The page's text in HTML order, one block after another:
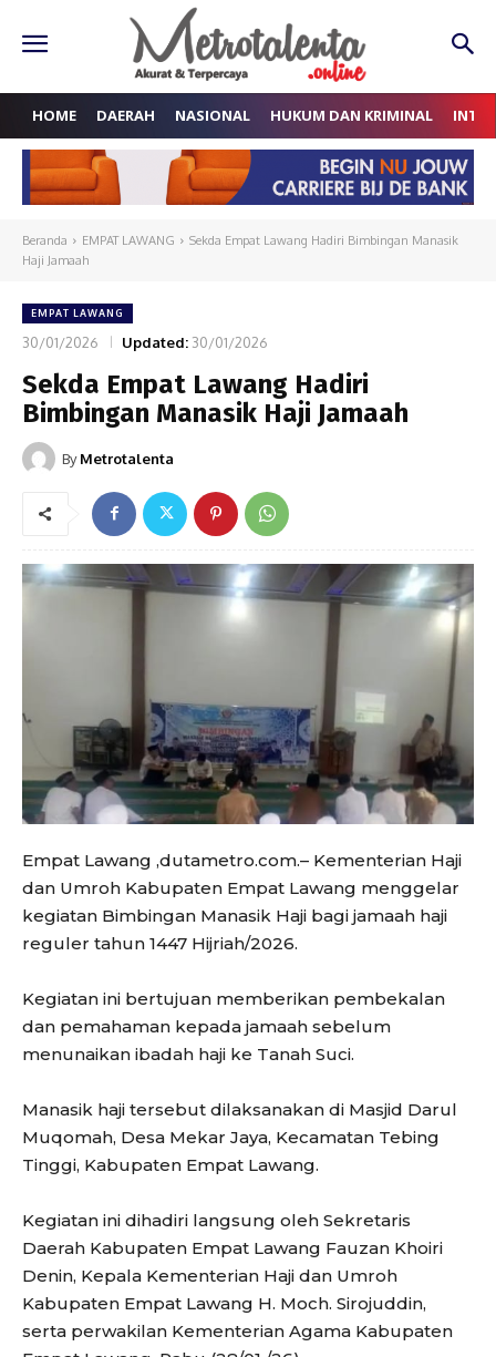
HOME DAERAH NASIONAL HUKUM DAN KRIMINAL
Beranda EMPAT LAWANG
Sekda Empat Lawang Hadiri Bimbingan Manasik
Haji Jamaah
EMPAT LAWANG
30/01/2026 Updated: 30/01/2026
Sekda Empat Lawang Hadiri
Bimbingan Manasik Haji Jamaah
By Metrotalenta
Empat Lawang ,dutametro.com.– Kementerian Haji
dan Umroh Kabupaten Empat Lawang menggelar
kegiatan Bimbingan Manasik Haji bagi jamaah haji
reguler tahun 1447 Hijriah/2026.
Kegiatan ini bertujuan memberikan pembekalan
dan pemahaman kepada jamaah sebelum
menunaikan ibadah haji ke Tanah Suci.
Manasik haji tersebut dilaksanakan di Masjid Darul
Muqomah, Desa Mekar Jaya, Kecamatan Tebing
Tinggi, Kabupaten Empat Lawang.
Kegiatan ini dihadiri langsung oleh Sekretaris
Daerah Kabupaten Empat Lawang Fauzan Khoiri
Denin, Kepala Kementerian Haji dan Umroh
Kabupaten Empat Lawang H. Moch. Sirojuddin,
serta perwakilan Kementerian Agama Kabupaten